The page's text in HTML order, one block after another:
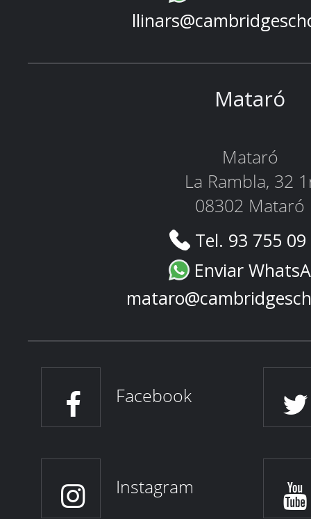
Mataró
Mataró
La Rambla, 32
08302 Mataró
Tel. 93 755
Enviar
Facebook
Instagram